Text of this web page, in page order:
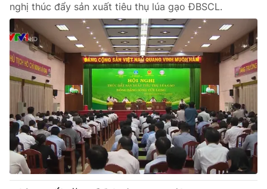
Hậu trường
Nhân vật
Khán giả
Giải sao mai
Điện ảnh
Âm nhạc
Sao
Đời sống
Du lịch
Làm đẹp
Chất lượng cuộc sống
Giáo dục
Tuyển sinh
Học trực tuyến
Công nghệ
Hitech Công nghệ tương lai
Sản phẩm
Thị trường
Giao lưu trực tuyến
Lịch phát sóng
nghị thúc đẩy sản xuất tiêu thụ lúa gạo ĐBSCL.